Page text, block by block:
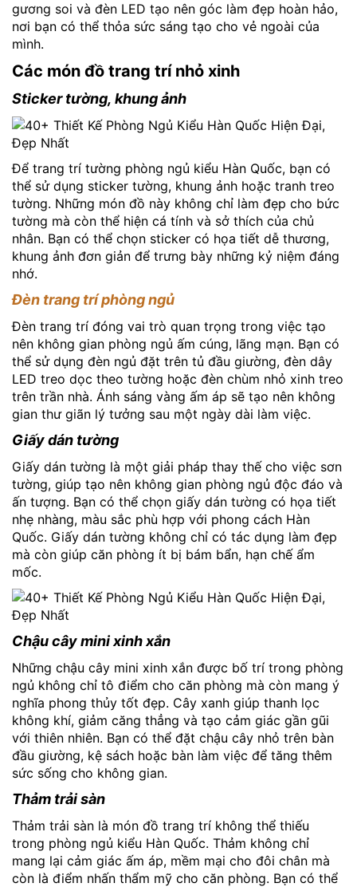
gương soi và đèn LED tạo nên góc làm đẹp hoàn hảo,
nơi bạn có thể thỏa sức sáng tạo cho vẻ ngoài của
mình.
Các món đồ trang trí nhỏ xinh
Sticker tường, khung ảnh
Để trang trí tường phòng ngủ kiểu Hàn Quốc, bạn có
thể sử dụng sticker tường, khung ảnh hoặc tranh treo
tường. Những món đồ này không chỉ làm đẹp cho bức
tường mà còn thể hiện cá tính và sở thích của chủ
nhân. Bạn có thể chọn sticker có họa tiết dễ thương,
khung ảnh đơn giản để trưng bày những kỷ niệm đáng
nhớ.
Đèn trang trí phòng ngủ
Đèn trang trí đóng vai trò quan trọng trong việc tạo
nên không gian phòng ngủ ấm cúng, lãng mạn. Bạn có
thể sử dụng đèn ngủ đặt trên tủ đầu giường, đèn dây
LED treo dọc theo tường hoặc đèn chùm nhỏ xinh treo
trên trần nhà. Ánh sáng vàng ấm áp sẽ tạo nên không
gian thư giãn lý tưởng sau một ngày dài làm việc.
Giấy dán tường
Giấy dán tường là một giải pháp thay thế cho việc sơn
tường, giúp tạo nên không gian phòng ngủ độc đáo và
ấn tượng. Bạn có thể chọn giấy dán tường có họa tiết
nhẹ nhàng, màu sắc phù hợp với phong cách Hàn
Quốc. Giấy dán tường không chỉ có tác dụng làm đẹp
mà còn giúp căn phòng ít bị bám bẩn, hạn chế ẩm
mốc.
Chậu cây mini xinh xắn
Những chậu cây mini xinh xắn được bố trí trong phòng
ngủ không chỉ tô điểm cho căn phòng mà còn mang ý
nghĩa phong thủy tốt đẹp. Cây xanh giúp thanh lọc
không khí, giảm căng thẳng và tạo cảm giác gần gũi
với thiên nhiên. Bạn có thể đặt chậu cây nhỏ trên bàn
đầu giường, kệ sách hoặc bàn làm việc để tăng thêm
sức sống cho không gian.
Thảm trải sàn
Thảm trải sàn là món đồ trang trí không thể thiếu
trong phòng ngủ kiểu Hàn Quốc. Thảm không chỉ
mang lại cảm giác ấm áp, mềm mại cho đôi chân mà
còn là điểm nhấn thẩm mỹ cho căn phòng. Bạn có thể